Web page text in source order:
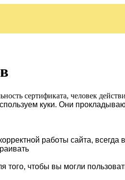
сертификата, человек
куки. Они
работы сайта, всегда
чтобы вы могли